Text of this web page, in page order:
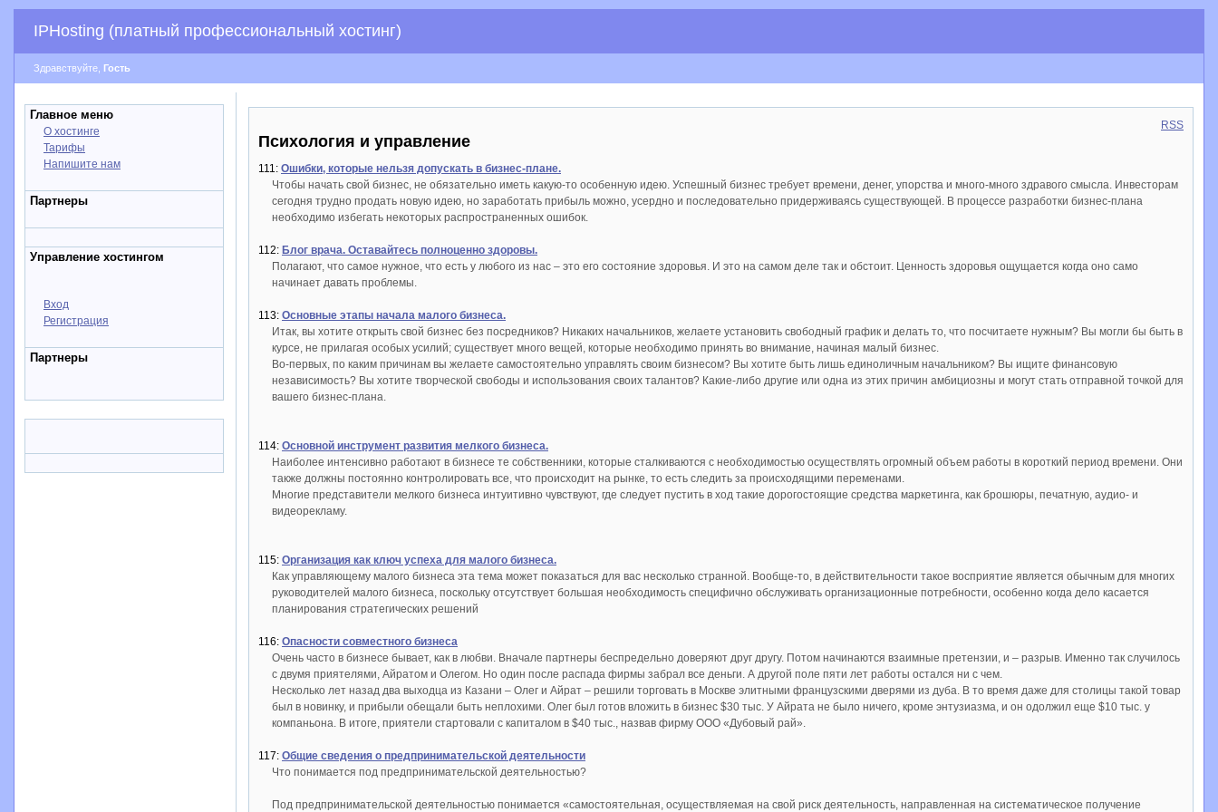
IPHosting (платный профессиональный хостинг)
Здравствуйте, Гость
Главное меню
О хостинге
Тарифы
Напишите нам
Партнеры
Управление хостингом
Вход
Регистрация
Партнеры
RSS
Психология и управление
111: Ошибки, которые нельзя допускать в бизнес-плане.
Чтобы начать свой бизнес, не обязательно иметь какую-то особенную идею. Успешный бизнес требует времени, денег, упорства и много-много здравого смысла. Инвесторам
сегодня трудно продать новую идею, но заработать прибыль можно, усердно и последовательно придерживаясь существующей. В процессе разработки бизнес-плана
необходимо избегать некоторых распространенных ошибок.
112: Блог врача. Оставайтесь полноценно здоровы.
Полагают, что самое нужное, что есть у любого из нас – это его состояние здоровья. И это на самом деле так и обстоит. Ценность здоровья ощущается когда оно само
начинает давать проблемы.
113: Основные этапы начала малого бизнеса.
Итак, вы хотите открыть свой бизнес без посредников? Никаких начальников, желаете установить свободный график и делать то, что посчитаете нужным? Вы могли бы быть в
курсе, не прилагая особых усилий; существует много вещей, которые необходимо принять во внимание, начиная малый бизнес.
Во-первых, по каким причинам вы желаете самостоятельно управлять своим бизнесом? Вы хотите быть лишь единоличным начальником? Вы ищите финансовую
независимость? Вы хотите творческой свободы и использования своих талантов? Какие-либо другие или одна из этих причин амбициозны и могут стать отправной точкой для
вашего бизнес-плана.
114: Основной инструмент развития мелкого бизнеса.
Наиболее интенсивно работают в бизнесе те собственники, которые сталкиваются с необходимостью осуществлять огромный объем работы в короткий период времени. Они
также должны постоянно контролировать все, что происходит на рынке, то есть следить за происходящими переменами.
Многие представители мелкого бизнеса интуитивно чувствуют, где следует пустить в ход такие дорогостоящие средства маркетинга, как брошюры, печатную, аудио- и
видеорекламу.
115: Организация как ключ успеха для малого бизнеса.
Как управляющему малого бизнеса эта тема может показаться для вас несколько странной. Вообще-то, в действительности такое восприятие является обычным для многих
руководителей малого бизнеса, поскольку отсутствует большая необходимость специфично обслуживать организационные потребности, особенно когда дело касается
планирования стратегических решений
116: Опасности совместного бизнеса
Очень часто в бизнесе бывает, как в любви. Вначале партнеры беспредельно доверяют друг другу. Потом начинаются взаимные претензии, и – разрыв. Именно так случилось
с двумя приятелями, Айратом и Олегом. Но один после распада фирмы забрал все деньги. А другой поле пяти лет работы остался ни с чем.
Несколько лет назад два выходца из Казани – Олег и Айрат – решили торговать в Москве элитными французскими дверями из дуба. В то время даже для столицы такой товар
был в новинку, и прибыли обещали быть неплохими. Олег был готов вложить в бизнес $30 тыс. У Айрата не было ничего, кроме энтузиазма, и он одолжил еще $10 тыс. у
компаньона. В итоге, приятели стартовали с капиталом в $40 тыс., назвав фирму ООО «Дубовый рай».
117: Общие сведения о предпринимательской деятельности
Что понимается под предпринимательской деятельностью?
Под предпринимательской деятельностью понимается «самостоятельная, осуществляемая на свой риск деятельность, направленная на систематическое получение